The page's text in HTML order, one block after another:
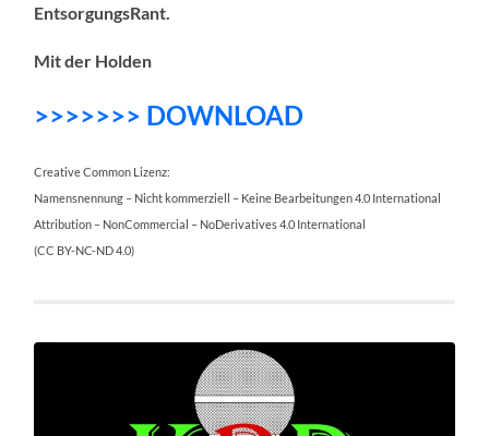
EntsorgungsRant.
Mit der Holden
>>>>>>> DOWNLOAD
Creative Common Lizenz:
Namensnennung – Nicht kommerziell – Keine Bearbeitungen 4.0 International
Attribution – NonCommercial – NoDerivatives 4.0 International
(CC BY-NC-ND 4.0)